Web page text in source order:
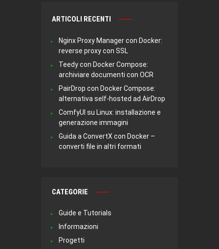
ARTICOLI RECENTI
Nginx Proxy Manager con Docker:
reverse proxy con SSL
Teedy con Docker Compose:
archiviare documenti con OCR
PairDrop con Docker Compose:
alternativa self-hosted ad AirDrop
ComfyUI su Linux: installazione e
generazione immagini
Guida a ConvertX con Docker –
converti file in altri formati
CATEGORIE
Guide e Tutorials
Informazioni
Progetti